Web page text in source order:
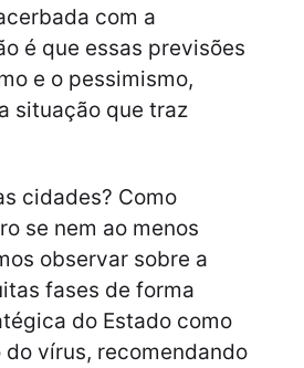
com a
é que essas previsões
e o pessimismo,
situação que traz
cidades? Como
se nem ao menos
observar sobre a
fases de forma
do Estado como
vírus, recomendando